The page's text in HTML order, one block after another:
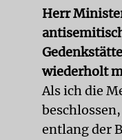
Herr
wiederholt
Als ich die
entlang der